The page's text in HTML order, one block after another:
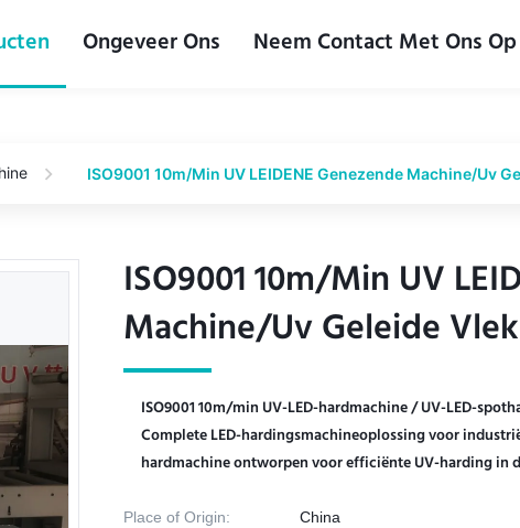
Ongeveer Ons Neem Contact Met Ons Op
ISO9001 10m/Min UV LEIDENE Genezende Machine/Uv
ISO9001 10m/Min UV
Machine/Uv Geleide
ISO9001 10m/Min UV
Machine/Uv Geleide
ISO9001 10m/min UV-LED-hardmachine / UV-LED-
Complete LED-hardingsmachineoplossing voor
hardmachine ontworpen voor efficiënte UV-harding in
Place of Origin: China